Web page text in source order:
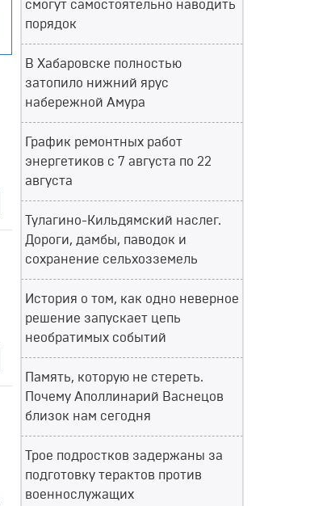
смогут самостоятельно наводить
порядок
В Хабаровске полностью
затопило нижний ярус
набережной Амура
График ремонтных работ
энергетиков с 7 августа по 22
августа
Тулагино-Кильдямский наслег.
Дороги, дамбы, паводок и
сохранение сельхозземель
История о том, как одно неверное
решение запускает цепь
необратимых событий
Память, которую не стереть.
Почему Аполлинарий Васнецов
близок нам сегодня
Трое подростков задержаны за
подготовку терактов против
военнослужащих